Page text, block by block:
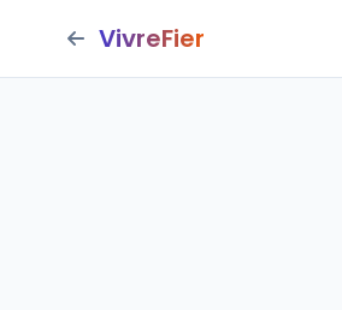
VivreFier